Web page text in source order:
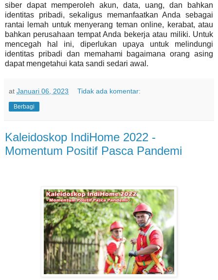
siber dapat memperoleh akun, data, uang, dan bahkan
identitas pribadi, sekaligus memanfaatkan Anda sebagai
rantai lemah untuk menyerang teman online, kerabat, atau
bahkan perusahaan tempat Anda bekerja atau miliki. Untuk
mencegah hal ini, diperlukan upaya untuk melindungi
identitas pribadi dan memahami bagaimana orang asing
dapat mengetahui kata sandi sedari awal.
at Januari 06, 2023 Tidak ada komentar:
Berbagi
Kaleidoskop IndiHome 2022 -
Momentum Positif Pasca Pandemi